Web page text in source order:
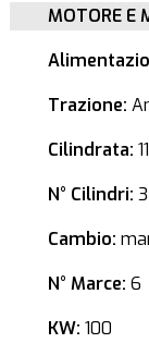
MOTORE E
Trazione:
Cilindrata:
N° Cilindri: 3
Cambio:
N° Marce: 6
KW: 100